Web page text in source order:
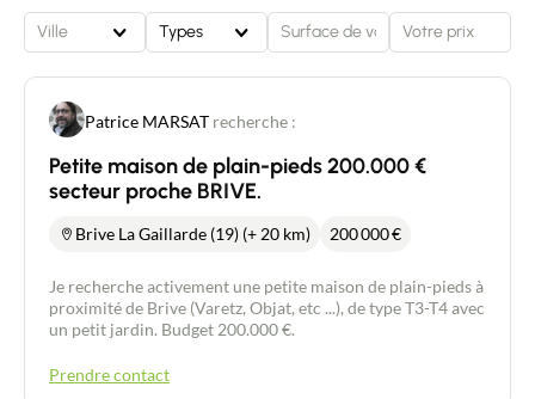
Ville Types
Patrice MARSAT recherche :
Petite maison de plain-pieds 200.000 €
secteur proche BRIVE.
Brive La Gaillarde (19) (+ 20 km) 200 000€
Je recherche activement une petite maison de plain-pieds à
proximité de Brive (Varetz, Objat, etc ...), de type T3-T4 avec
un petit jardin. Budget 200.000 €.
Prendre contact